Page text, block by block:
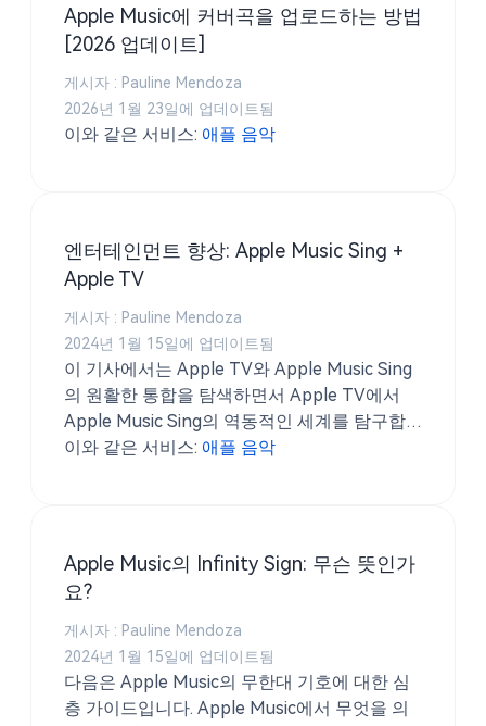
Apple Music에 커버곡을 업로드하는 방법
[2026 업데이트]
게시자 : Pauline Mendoza
2026년 1월 23일에 업데이트됨
이와 같은 서비스: 애플 음악
엔터테인먼트 향상: Apple Music Sing +
Apple TV
게시자 : Pauline Mendoza
2024년 1월 15일에 업데이트됨
이 기사에서는 Apple TV와 Apple Music Sing
의 원활한 통합을 탐색하면서 Apple TV에서
Apple Music Sing의 역동적인 세계를 탐구합
니다.
이와 같은 서비스: 애플 음악
Apple Music의 Infinity Sign: 무슨 뜻인가
요?
게시자 : Pauline Mendoza
2024년 1월 15일에 업데이트됨
다음은 Apple Music의 무한대 기호에 대한 심
층 가이드입니다. Apple Music에서 무엇을 의